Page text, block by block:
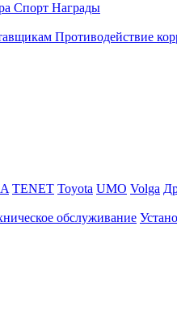
Спорт Награды
Противодействие
TENET Toyota UMO Volga
обслуживание